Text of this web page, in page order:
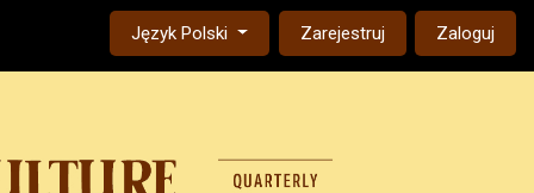
Change the language. The current language is:
Język Polski Zarejestruj Zaloguj